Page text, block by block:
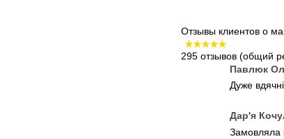
Отзывы клиентов о
295 отзывов (общий
Павлюк
Дуже
Дар'я
Замовляла